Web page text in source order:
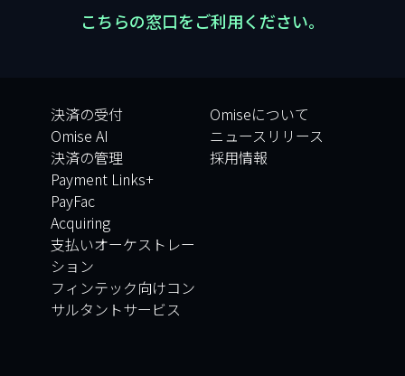
こちらの窓口をご利用ください。
決済の受付
Omise AI
決済の管理
Payment Links+
PayFac
Acquiring
支払いオーケストレー
ション
フィンテック向けコン
サルタントサービス
Omiseについて
ニュースリリース
採用情報